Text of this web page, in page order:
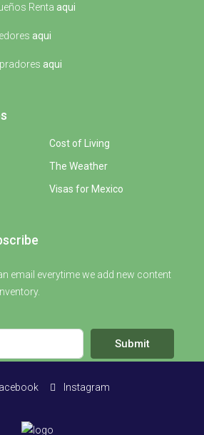
Renta aqui
aqui
aqui
Cost of Living
The Weather
Visas for Mexico
email everytime we add new content
Submit
Instagram